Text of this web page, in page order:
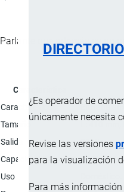
¿Es operador de
únicamente necesita
Revise las versiones
para la visualización
Para más
Parlante que además es un
Característica
Características
Entrada
Tamaño
L: 410
Salida
20 W
Capacidad de batería2000 mAh.
Uso